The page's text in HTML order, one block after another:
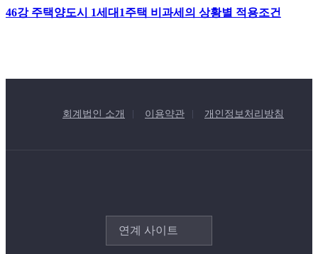
46강 주택양도시 1세대1주택 비과세의 상황별 적용조건
회계법인 소개 이용약관 개인정보처리방침
연계 사이트